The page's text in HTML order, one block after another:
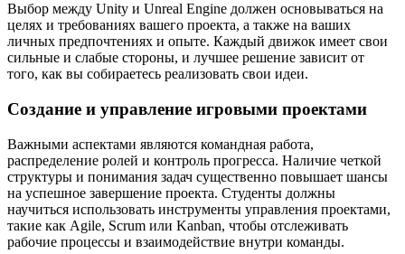
Выбор между Unity и Unreal Engine должен основываться на
целях и требованиях вашего проекта, а также на ваших
личных предпочтениях и опыте. Каждый движок имеет свои
сильные и слабые стороны, и лучшее решение зависит от
того, как вы собираетесь реализовать свои идеи.
Создание и управление игровыми проектами
Важными аспектами являются командная работа,
распределение ролей и контроль прогресса. Наличие четкой
структуры и понимания задач существенно повышает шансы
на успешное завершение проекта. Студенты должны
научиться использовать инструменты управления проектами,
такие как Agile, Scrum или Kanban, чтобы отслеживать
рабочие процессы и взаимодействие внутри команды.